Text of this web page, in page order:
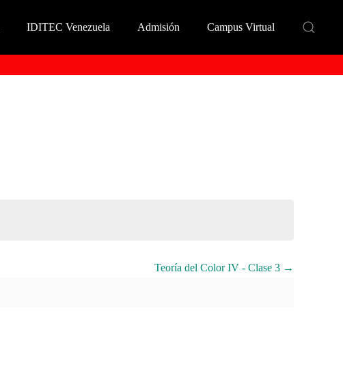
IDITEC Venezuela Admisión Campus Virtual
Teoría del Color IV - Clase 3